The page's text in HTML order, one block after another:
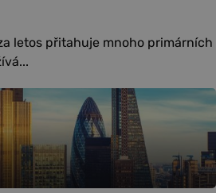
letos přitahuje mnoho primárních